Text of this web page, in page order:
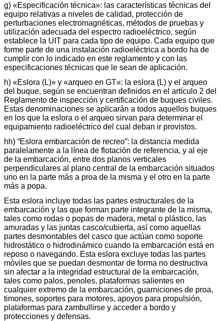
g) «Especificación técnica»: las características técnicas del
equipo relativas a niveles de calidad, protección de
perturbaciones electromagnéticas, métodos de pruebas y
utilización adecuada del espectro radioeléctrico, según
establece la UIT para cada tipo de equipo. Cada equipo que
forme parte de una instalación radioeléctrica a bordo ha de
cumplir con lo indicado en este reglamento y con las
especificaciones técnicas que le sean de aplicación.
h) «Eslora (L)» y «arqueo en GT»: la eslora (L) y el arqueo
del buque, según se encuentran definidos en el artículo 2 del
Reglamento de inspección y certificación de buques civiles.
Estas denominaciones se aplicarán a todos aquellos buques
en los que la eslora o el arqueo sirvan para determinar el
equipamiento radioeléctrico del cual deban ir provistos.
hh) “Eslora embarcación de recreo”: la distancia medida
paralelamente a la línea de flotación de referencia, y al eje
de la embarcación, entre dos planos verticales
perpendiculares al plano central de la embarcación situados
uno en la parte más a proa de la misma y el otro en la parte
más a popa.
Esta eslora incluye todas las partes estructurales de la
embarcación y las que forman parte integrante de la misma,
tales como rodas o popas de madera, metal o plástico, las
amuradas y las juntas casco/cubierta, así como aquellas
partes desmontables del casco que actúan como soporte
hidrostático o hidrodinámico cuando la embarcación está en
reposo o navegando. Esta eslora excluye todas las partes
móviles que se puedan desmontar de forma no destructiva
sin afectar a la integridad estructural de la embarcación,
tales como palos, penoles, plataformas salientes en
cualquier extremo de la embarcación, guarniciones de proa,
timones, soportes para motores, apoyos para propulsión,
plataformas para zambullirse y acceder a bordo y
protecciones y defensas.